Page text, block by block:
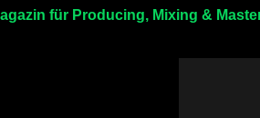
für Producing, Mixing &